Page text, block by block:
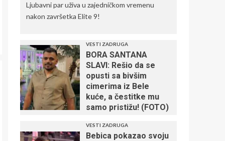
5
Ljubavni par uživa u zajedničkom vremenu
nakon završetka Elite 9!
VESTI ZADRUGA
BORA SANTANA
SLAVI: Rešio da se
opusti sa bivšim
cimerima iz Bele
kuće, a čestitke mu
samo pristižu! (FOTO)
VESTI ZADRUGA
Bebica pokazao svoju